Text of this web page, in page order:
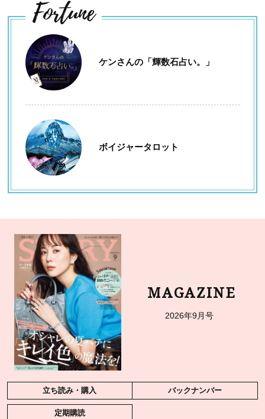
Fortune
ケンさんの「輝数石占い。」
ボイジャータロット
MAGAZINE
2026年9月号
立ち読み・購入 バックナンバー
定期購読